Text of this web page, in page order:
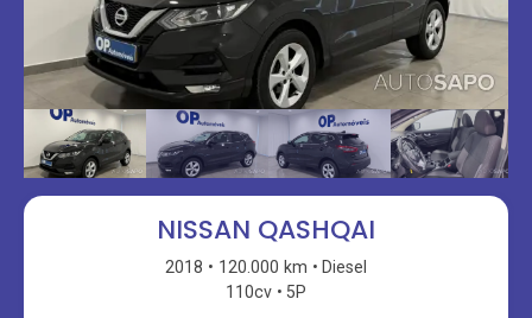
NISSAN QASHQAI
2018 120.000 km
Diesel
110cv
5P